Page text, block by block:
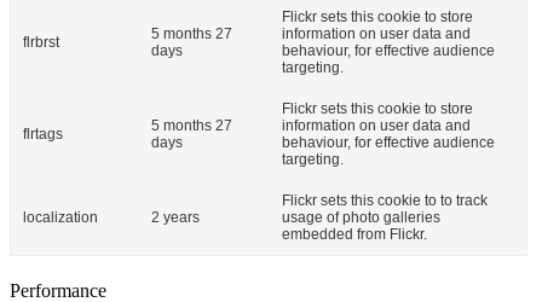
flrbrst
5 months 27
days
Flickr sets this cookie to store
information on user data and
behaviour, for effective audience
targeting.
flrtags
5 months 27
days
Flickr sets this cookie to store
information on user data and
behaviour, for effective audience
targeting.
localization 2 years
Flickr sets this cookie to to track
usage of photo galleries
embedded from Flickr.
Performance